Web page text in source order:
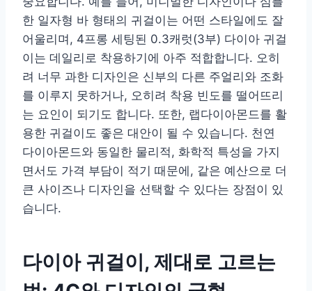
한 일자형 바 형태의 귀걸이는 어떤 스타일에도 잘
어울리며, 4프롱 세팅된 0.3캐럿(3부) 다이아 귀걸
이는 데일리로 착용하기에 아주 적합합니다. 오히
려 너무 과한 디자인은 신부의 다른 주얼리와 조화
를 이루지 못하거나, 오히려 착용 빈도를 떨어뜨리
는 요인이 되기도 합니다. 또한, 랩다이아몬드를 활
용한 귀걸이도 좋은 대안이 될 수 있습니다. 천연
다이아몬드와 동일한 물리적, 화학적 특성을 가지
면서도 가격 부담이 적기 때문에, 같은 예산으로 더
큰 사이즈나 디자인을 선택할 수 있다는 장점이 있
습니다.
다이아 귀걸이, 제대로 고르는